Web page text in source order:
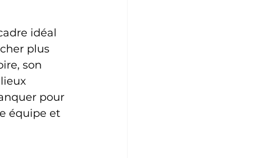
idéal
plus
son
pour
équipe et